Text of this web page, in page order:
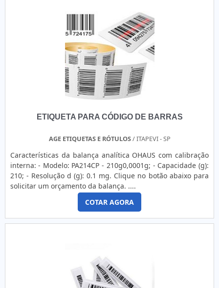
ETIQUETA PARA CÓDIGO DE BARRAS
AGE ETIQUETAS E RÓTULOS/ ITAPEVI - SP
Características da balança analítica OHAUS com calibração
interna: - Modelo: PA214CP - 210g0,0001g; - Capacidade (g):
210; - Resolução d (g): 0.1 mg. Clique no botão abaixo para
solicitar um orçamento da balança. ....
COTAR AGORA